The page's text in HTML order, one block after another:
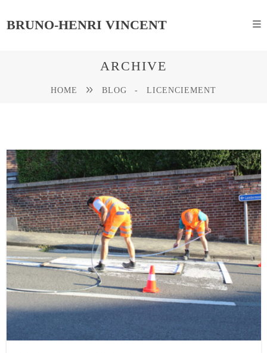
BRUNO-HENRI VINCENT
ARCHIVE
HOME BLOG - LICENCIEMENT